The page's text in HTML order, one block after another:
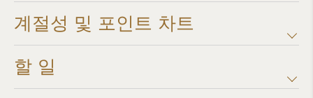
계절성 및 포인트 차트​
할 일